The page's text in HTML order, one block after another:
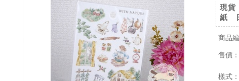
現
紙
商品
售價：
樣式：